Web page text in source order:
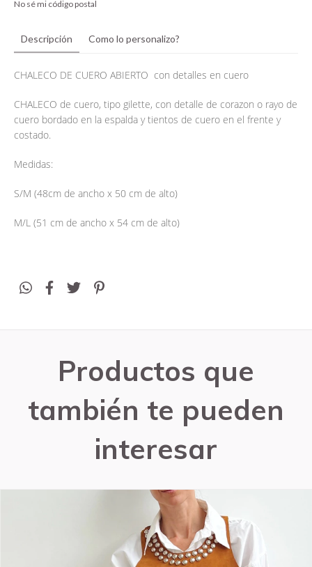
No sé mi código postal
Descripción Como lo personalizo?
CHALECO DE CUERO ABIERTO con detalles en cuero
CHALECO de cuero, tipo gilette, con detalle de corazon o rayo de
cuero bordado en la espalda y tientos de cuero en el frente y
costado.
Medidas:
S/M (48cm de ancho x 50 cm de alto)
M/L (51 cm de ancho x 54 cm de alto)
Productos que
también te pueden
interesar